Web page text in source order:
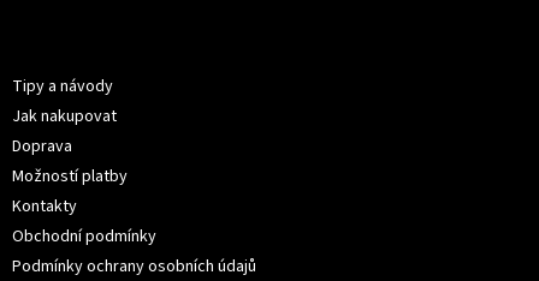
Tipy a návody
Jak nakupovat
Doprava
Možností platby
Kontakty
Obchodní podmínky
Podmínky ochrany osobních údajů